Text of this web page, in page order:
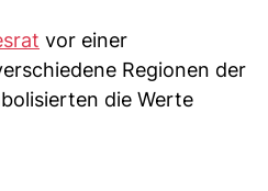
vor einer
Regionen der
die Werte